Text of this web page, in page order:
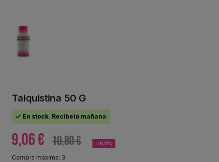
Talquistina 50 G
En stock. Recíbelo mañana
9,06 € 10,80 € -16,11%
Compra máxima: 3